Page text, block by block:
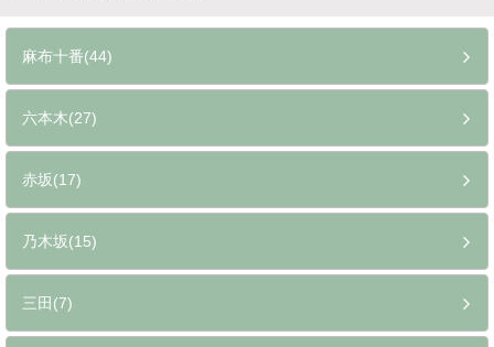
麻布十番(44)
六本木(27)
赤坂(17)
乃木坂(15)
三田(7)